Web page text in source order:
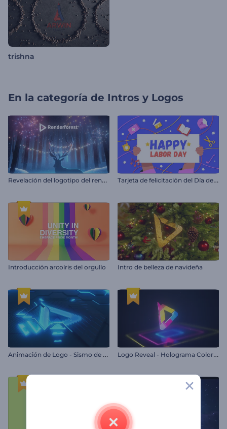
trishna
En la categoría de Intros y Logos
R
evelación del logotipo del reno navideño T
arjeta de felicitación del Día del Trabajo
Introducción arcoíris del orgullo Intro de belleza de navideña
A
nimación de Logo - Sismo de Neón L
ogo Reveal - Holograma Colorido